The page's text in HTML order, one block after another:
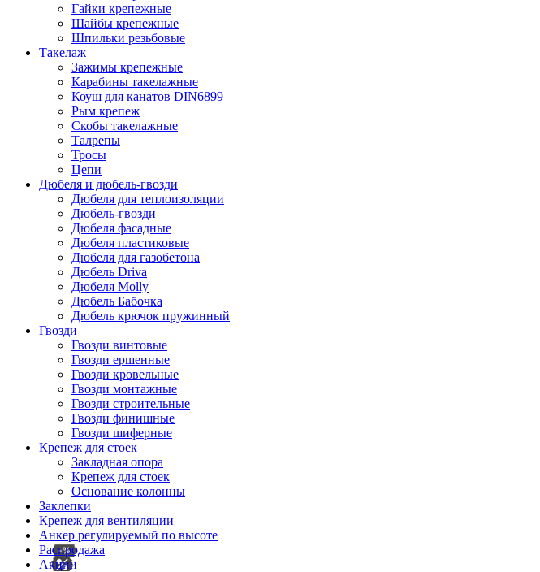
Гайки крепежные
Шайбы крепежные
Шпильки резьбовые
Такелаж
Зажимы крепежные
Карабины такелажные
Коуш для канатов DIN6899
Рым крепеж
Скобы такелажные
Талрепы
Тросы
Цепи
Дюбеля и дюбель-гвозди
Дюбеля для теплоизоляции
Дюбель-гвозди
Дюбеля фасадные
Дюбеля пластиковые
Дюбеля для газобетона
Дюбель Driva
Дюбеля Molly
Дюбель Бабочка
Дюбель крючок пружинный
Гвозди
Гвозди винтовые
Гвозди ершенные
Гвозди кровельные
Гвозди монтажные
Гвозди строительные
Гвозди финишные
Гвозди шиферные
Крепеж для стоек
Закладная опора
Крепеж для стоек
Основание колонны
Заклепки
Крепеж для вентиляции
Анкер регулируемый по высоте
Распродажа
Акции